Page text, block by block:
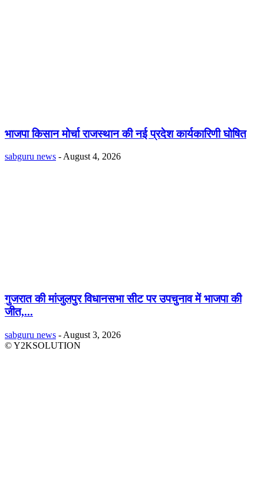
भाजपा किसान मोर्चा राजस्थान की नई प्रदेश कार्यकारिणी घोषित
sabguru news - August 4, 2026
गुजरात की मांजुलपुर विधानसभा सीट पर उपचुनाव में भाजपा की
जीत,...
sabguru news - August 3, 2026
© Y2KSOLUTION